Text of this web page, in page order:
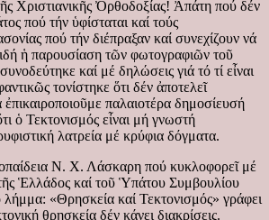
Χριστιανικῆς Ὀρθοδοξίας! Ἀπάτη πού δέν
πού τήν ὑφίσταται καί τούς
πού τήν διέπραξαν καί συνεχίζουν νά
ἡ παρουσίαση τῶν φωτογραφιῶν τοῦ
καί μέ δηλώσεις γιά τό τί εἶναι
τονίστηκε ὅτι δέν ἀποτελεῖ
ἐπικαιροποιοῦμε παλαιοτέρα δημοσίευσή
ὁ Τεκτονισμός εἶναι μή γνωστή
λατρεία μέ κρύφια δόγματα.
Ν. Χ. Λάσκαρη πού κυκλοφορεῖ μέ
Ἑλλάδος καί τοῦ Ὑπάτου Συμβουλίου
«Θρησκεία καί Τεκτονισμός» γράφει
θρησκεία δέν κάνει διακρίσεις.